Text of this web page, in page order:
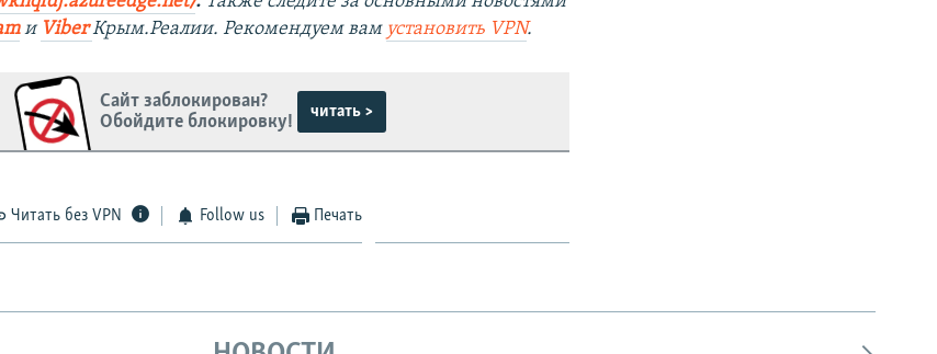
и ViberКрым.Реалии. Рекомендуем вам установить VPN.
Сайт заблокирован?
Обойдите блокировку!
читать >
Читать без VPN Follow us Печать